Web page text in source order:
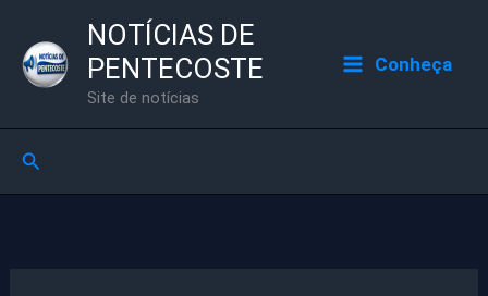
para
NOTÍCIAS DE
PENTECOSTE
Site de notícias
Conheça
Pesquisar